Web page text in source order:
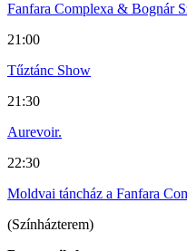
Fanfara Complexa & Bognár
21:00
Tűztánc Show
21:30
Aurevoir.
22:30
Moldvai táncház a Fanfara
(Színházterem)